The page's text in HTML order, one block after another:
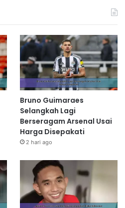
Bruno Guimaraes
Selangkah Lagi
Berseragam Arsenal Usai
Harga Disepakati
2 hari ago